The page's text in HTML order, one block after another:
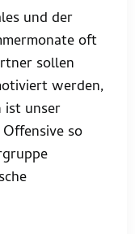
und der
oft
sollen
werden,
ist unser
so